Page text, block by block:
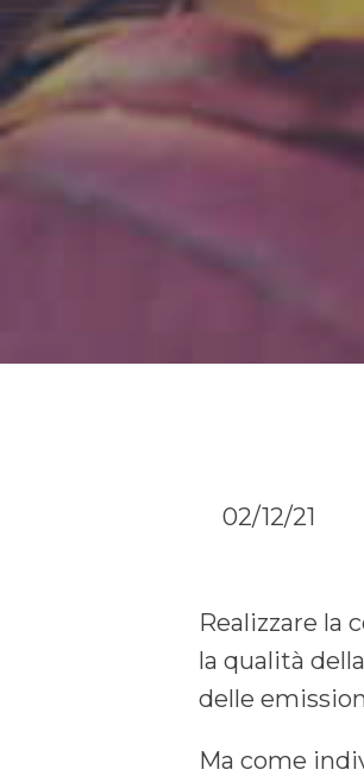
02/12/21
Realizzare la
la qualità
delle
Ma come